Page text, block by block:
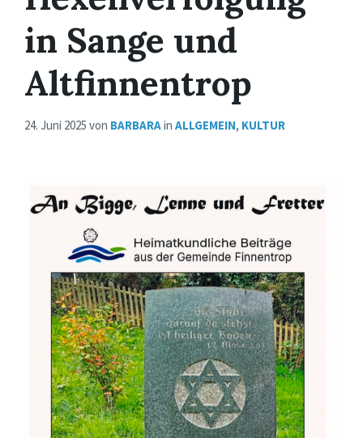
in Sange und
Altfinnentrop
24. Juni 2025 von BARBARAin ALLGEMEIN, KULTUR